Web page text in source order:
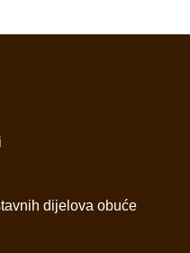
dijelova obuće